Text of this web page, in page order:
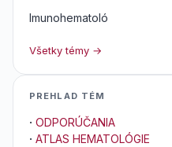
Imunohematoló
Všetky témy →
PREHLAD TÉM
· ODPORÚČANIA
· ATLAS HEMATOLÓGIE